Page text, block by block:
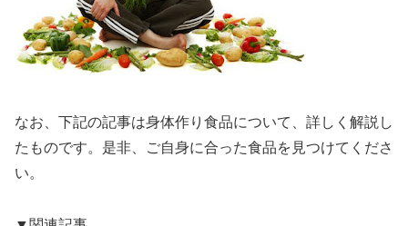
なお、下記の記事は身体作り食品について、詳しく解説し
たものです。是非、ご自身に合った食品を見つけてくださ
い。